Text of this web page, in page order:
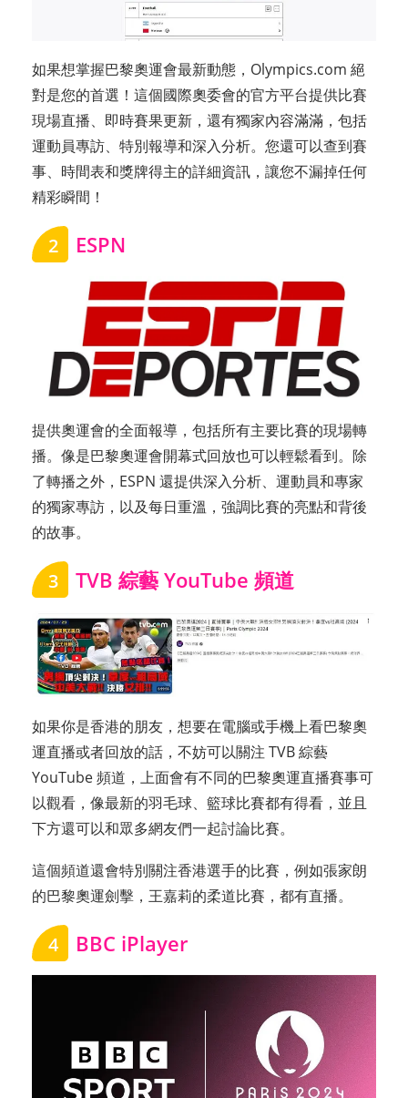
如果想掌握巴黎奧運會最新動態，Olympics.com 絕
對是您的首選！這個國際奧委會的官方平台提供比賽
現場直播、即時賽果更新，還有獨家內容滿滿，包括
運動員專訪、特別報導和深入分析。您還可以查到賽
事、時間表和獎牌得主的詳細資訊，讓您不漏掉任何
精彩瞬間！
2 ESPN
提供奧運會的全面報導，包括所有主要比賽的現場轉
播。像是巴黎奧運會開幕式回放也可以輕鬆看到。除
了轉播之外，ESPN 還提供深入分析、運動員和專家
的獨家專訪，以及每日重溫，強調比賽的亮點和背後
的故事。
3 TVB 綜藝 YouTube 頻道
如果你是香港的朋友，想要在電腦或手機上看巴黎奧
運直播或者回放的話，不妨可以關注 TVB 綜藝
YouTube 頻道，上面會有不同的巴黎奧運直播賽事可
以觀看，像最新的羽毛球、籃球比賽都有得看，並且
下方還可以和眾多網友們一起討論比賽。
這個頻道還會特別關注香港選手的比賽，例如張家朗
的巴黎奧運劍擊，王嘉莉的柔道比賽，都有直播。
4 BBC iPlayer